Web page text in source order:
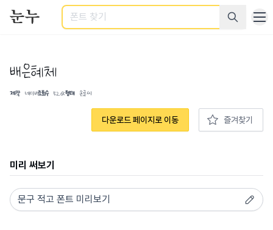
검색
배은혜체
제작 네이버조회수 52.6K형태 손글씨
다운로드 페이지로 이동 즐겨찾기
미리 써보기